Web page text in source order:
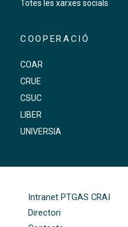
Totes les xarxes socials
COOPERACIÓ
COAR
CRUE
CSUC
LIBER
UNIVERSIA
Intranet PTGAS CRAI
Directori